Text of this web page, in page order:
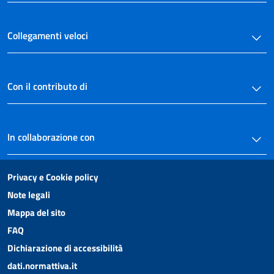
Collegamenti veloci
Con il contributo di
In collaborazione con
Privacy e Cookie policy
Note legali
Mappa del sito
FAQ
Dichiarazione di accessibilità
dati.normattiva.it